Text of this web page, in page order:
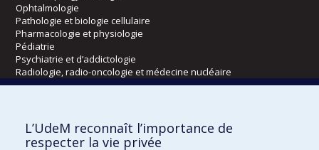
Ophtalmologie
Pathologie et biologie cellulaire
Pharmacologie et physiologie
Pédiatrie
Psychiatrie et d’addictologie
Radiologie, radio-oncologie et médecine nucléaire
Écoles
Kinésiologie et des sciences de l’activité physique
L’UdeM reconnaît l’importance de
respecter la vie privée